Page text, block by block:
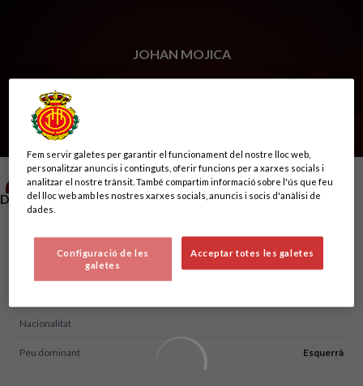
JOHAN MOJICA
22
POSICIÓ
DEFENSA
Naixement
Nacionalitat
Peu dominant Esquerrà
Fem servir galetes per garantir el funcionament del nostre lloc web,
personalitzar anuncis i continguts, oferir funcions per a xarxes socials i
analitzar el nostre trànsit. També compartim informació sobre l'ús que feu
del lloc web amb les nostres xarxes socials, anuncis i socis d'anàlisi de
dades.
Acceptar totes les galetes
Configuració de les
galetes